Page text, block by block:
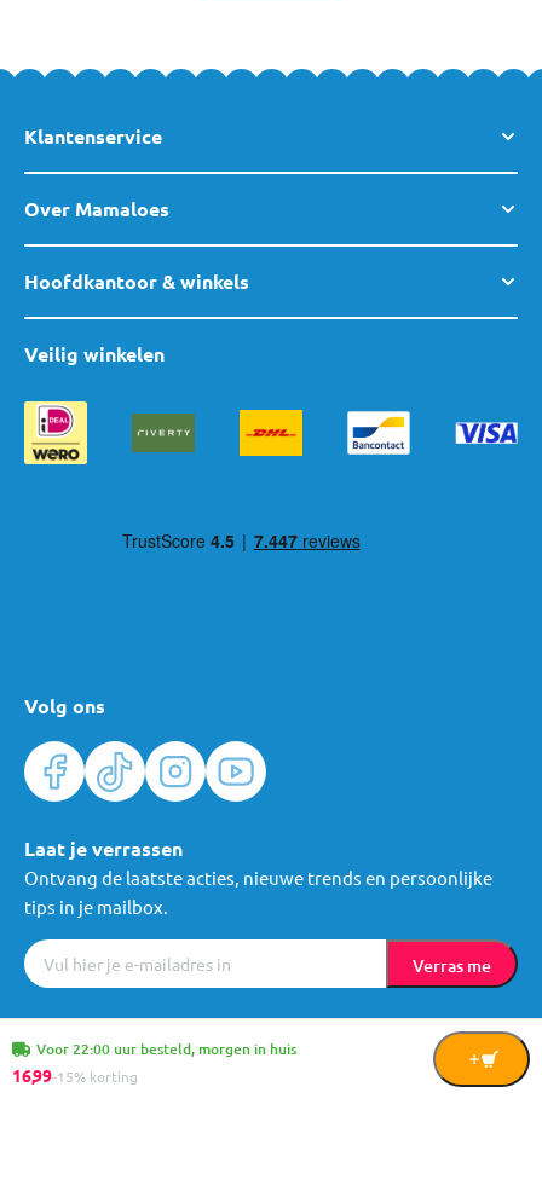
Voor 22:00 uur besteld, morgen in huis
16,99-15% korting
In
Klantenservice
Over Mamaloes
Hoofdkantoor & winkels
Volg ons
Veilig winkelen
Laat je verrassen
Ontvang de laatste acties, nieuwe trends en persoonlijke
tips in je mailbox.
Verras me
Algemene voorwaarden Privacy © Mama Loes & Kids B.V.